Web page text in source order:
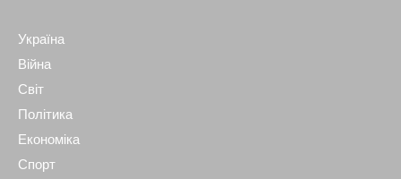
Україна
Війна
Світ
Політика
Економіка
Спорт